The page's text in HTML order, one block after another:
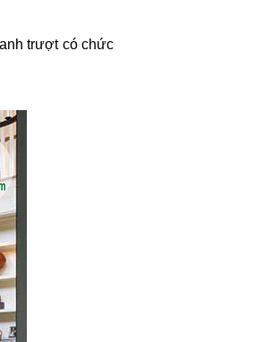
trượt có chức